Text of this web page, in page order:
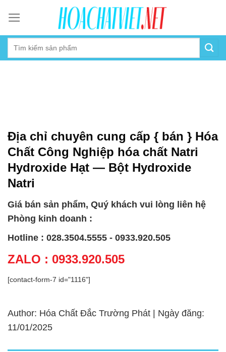
content
Địa chỉ chuyên cung cấp { bán } Hóa
Chất Công Nghiệp hóa chất Natri
Hydroxide Hạt — Bột Hydroxide
Natri
Giá bán sản phẩm, Quý khách vui lòng liên hệ
Phòng kinh doanh :
Hotline : 028.3504.5555 - 0933.920.505
ZALO : 0933.920.505
[contact-form-7 id="1116"]
Author: Hóa Chất Đắc Trường Phát | Ngày đăng:
11/01/2025